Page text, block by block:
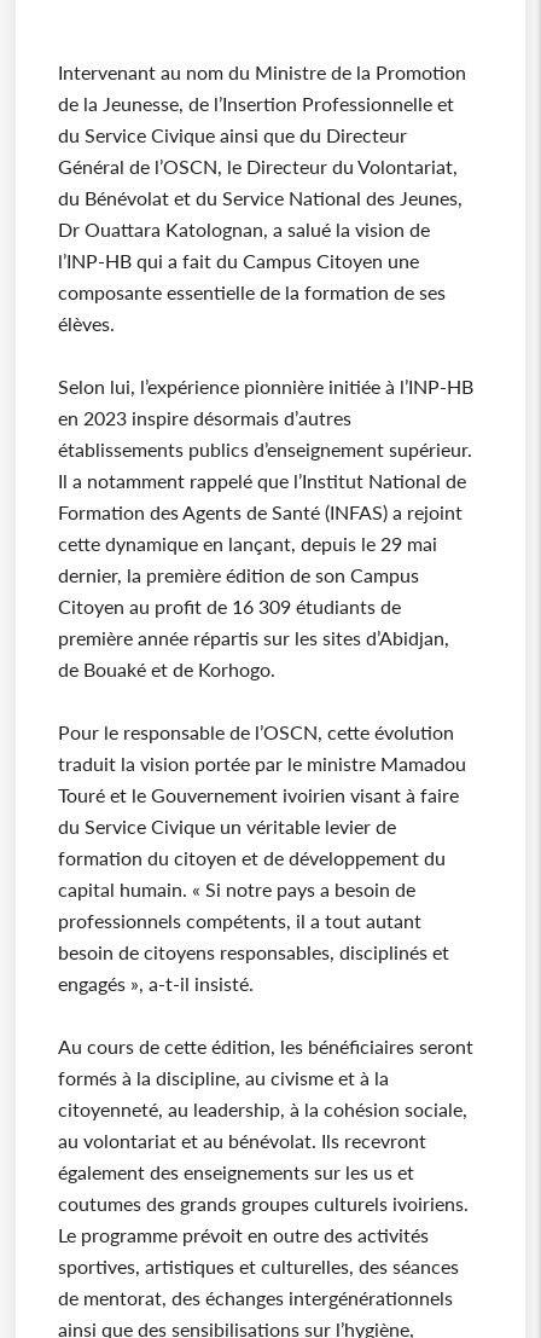
Intervenant au nom du Ministre de la Promotion
de la Jeunesse, de l’Insertion Professionnelle et
du Service Civique ainsi que du Directeur
Général de l’OSCN, le Directeur du Volontariat,
du Bénévolat et du Service National des Jeunes,
Dr Ouattara Katolognan, a salué la vision de
l’INP-HB qui a fait du Campus Citoyen une
composante essentielle de la formation de ses
élèves.
Selon lui, l’expérience pionnière initiée à l’INP-HB
en 2023 inspire désormais d’autres
établissements publics d’enseignement supérieur.
Il a notamment rappelé que l’Institut National de
Formation des Agents de Santé (INFAS) a rejoint
cette dynamique en lançant, depuis le 29 mai
dernier, la première édition de son Campus
Citoyen au profit de 16 309 étudiants de
première année répartis sur les sites d’Abidjan,
de Bouaké et de Korhogo.
Pour le responsable de l’OSCN, cette évolution
traduit la vision portée par le ministre Mamadou
Touré et le Gouvernement ivoirien visant à faire
du Service Civique un véritable levier de
formation du citoyen et de développement du
capital humain. « Si notre pays a besoin de
professionnels compétents, il a tout autant
besoin de citoyens responsables, disciplinés et
engagés », a-t-il insisté.
Au cours de cette édition, les bénéficiaires seront
formés à la discipline, au civisme et à la
citoyenneté, au leadership, à la cohésion sociale,
au volontariat et au bénévolat. Ils recevront
également des enseignements sur les us et
coutumes des grands groupes culturels ivoiriens.
Le programme prévoit en outre des activités
sportives, artistiques et culturelles, des séances
de mentorat, des échanges intergénérationnels
ainsi que des sensibilisations sur l’hygiène,